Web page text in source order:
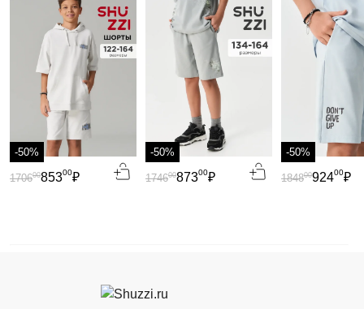
-50%
85300₽
170600
-50%
87300₽
174600
-50%
92400₽
184800